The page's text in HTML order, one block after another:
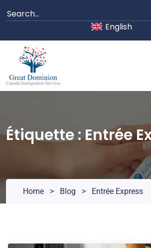
to
English
Étiquette :Entrée
Home > Blog > Entrée Express